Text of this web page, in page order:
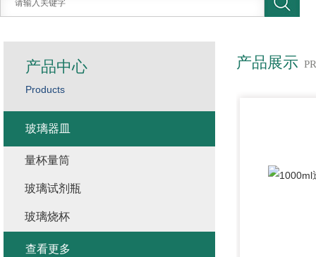
产品展示
产品中心
Products
玻璃器皿
量杯量筒
玻璃试剂瓶
玻璃烧杯
查看更多